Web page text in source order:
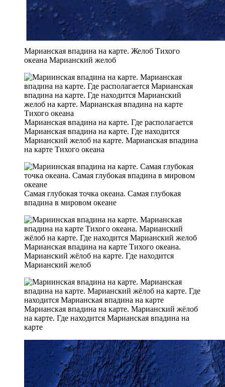
Марианская впадина на карте. Желоб Тихого
океана Марианский желоб
Марианская впадина на карте. Где располагается
Марианская впадина на карте. Где находится
Марианский желоб на карте. Марианская впадина
на карте Тихого океана
Самая глубокая точка океана. Самая глубокая
впадина в мировом океане
Марианская впадина на карте Тихого океана.
Марианский жёлоб на карте. Где находится
Марианский желоб
Марианская впадина на карте. Марианский жёлоб
на карте. Где находится Марианская впадина на
карте